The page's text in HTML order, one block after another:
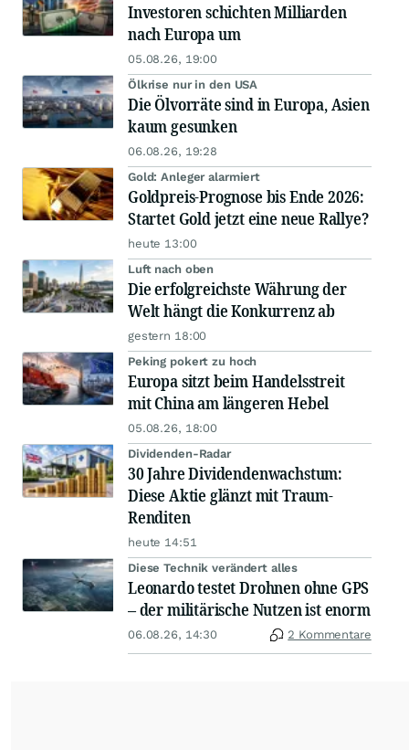
Investoren schichten Milliarden
nach Europa um
05.08.26, 19:00
Ölkrise nur in den USA
Die Ölvorräte sind in Europa, Asien
kaum gesunken
06.08.26, 19:28
Gold: Anleger alarmiert
Goldpreis-Prognose bis Ende 2026:
Startet Gold jetzt eine neue Rallye?
heute 13:00
Luft nach oben
Die erfolgreichste Währung der
Welt hängt die Konkurrenz ab
gestern 18:00
Peking pokert zu hoch
Europa sitzt beim Handelsstreit
mit China am längeren Hebel
05.08.26, 18:00
Dividenden-Radar
30 Jahre Dividendenwachstum:
Diese Aktie glänzt mit Traum-
Renditen
heute 14:51
Diese Technik verändert alles
Leonardo testet Drohnen ohne GPS
– der militärische Nutzen ist enorm
06.08.26, 14:30 2 Kommentare